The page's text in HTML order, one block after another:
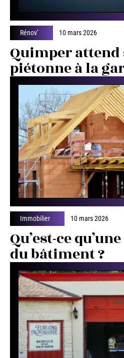
Rénov’ 10 mars 2026
Quimper attend
piétonne à la
Immobilier 10 mars 2026
Qu’est-ce
du bâtiment ?